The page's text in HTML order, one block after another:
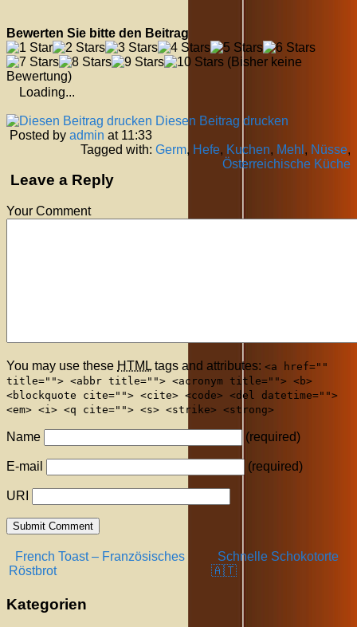
Bewerten Sie bitte den Beitrag
(Bisher keine
Bewertung)
Loading...
Diesen Beitrag drucken
Posted by admin at 11:33
Tagged with: Germ, Hefe, Kuchen, Mehl , Nüsse,
Österreichische Küche
Leave a Reply
Your Comment
You may use these HTML tags and attributes: <a href=""
title=""> <abbr title=""> <acronym title=""> <b>
<blockquote cite=""> <cite> <code> <del datetime="">
<em> <i> <q cite=""> <s> <strike> <strong>
Name (required)
E-mail (required)
URI
French Toast – Französisches
Röstbrot
Schnelle Schokotorte
🇦🇹
Kategorien